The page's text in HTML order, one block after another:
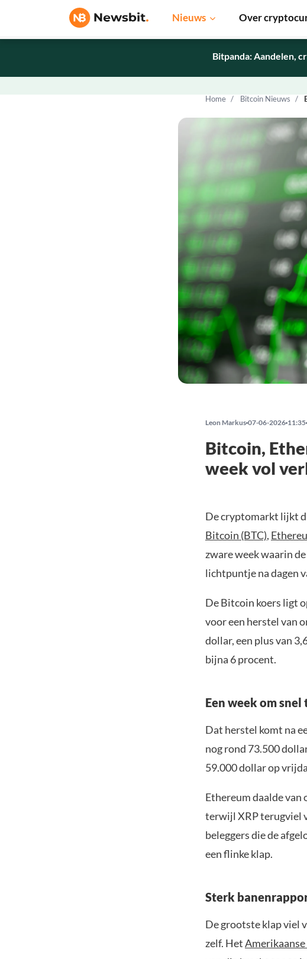
Nieuws Over
Home Bitcoin Nieuws
Bitpanda: Aandelen,
Leon Markus 07-06-2026 11:35
Bitcoin,
week vol
De cryptomarkt lijkt
Bitcoin (BTC),
zware week waarin
lichtpuntje na dagen
De Bitcoin koers ligt
voor een herstel van
dollar, een plus van
bijna 6 procent.
Een week om snel
Dat herstel komt na
nog rond 73.500
59.000 dollar op
Ethereum daalde van
terwijl XRP terugviel
beleggers die de
een flinke klap.
Sterk
De grootste klap viel
zelf. Het